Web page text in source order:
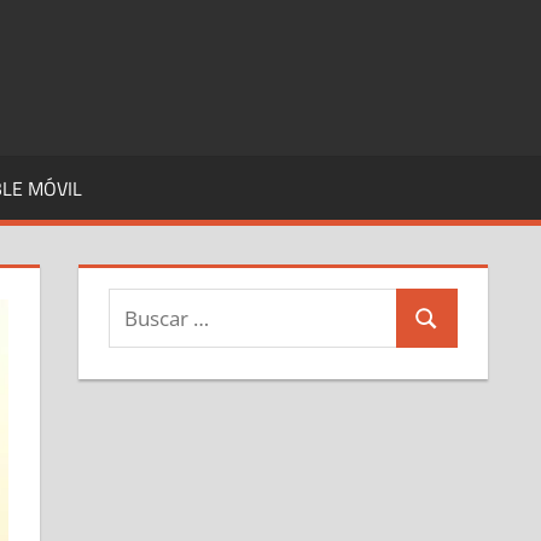
MÓVIL
Buscar:
Buscar